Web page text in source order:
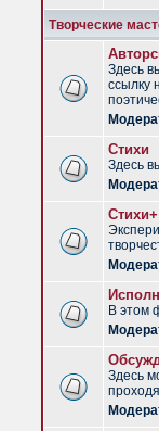
Творческие
Здесь
ссылку
Стихи
Здесь
Стихи+
В этом
Здесь